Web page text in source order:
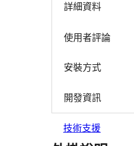
詳細資料
使用者評論
安裝方式
開發資訊
技術支援